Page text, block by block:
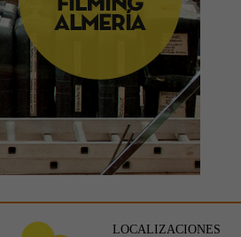
LOCALIZACIONES